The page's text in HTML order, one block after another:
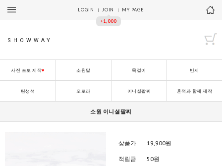
LOGIN JOIN
+1,000
MY PAGE
SHOWWAY
사진 포토 제작♥ 소원달 목걸이 반지
탄생석 오로라 이니셜팔찌 흔적과 함께 제작
소원 이니셜팔찌
상품가 19,900원
적립금 50원